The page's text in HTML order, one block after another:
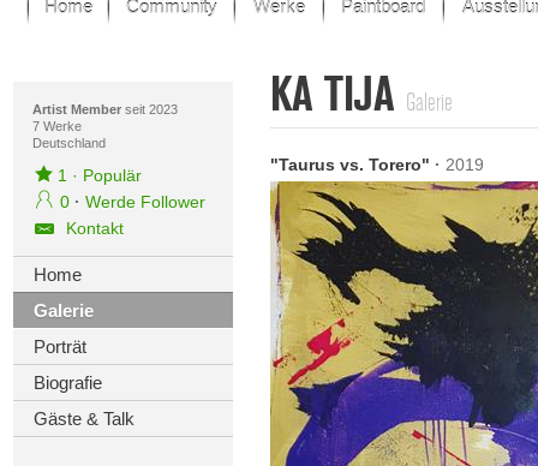
Home Community Werke
Der letzte Monat im Fokus
Alle Fokus-Werke
Fokus-Werke
Neue Werke – Auswahl
Alle neuen Werke
Paintboard
Artist Memberseit 2023
7 Werke
Deutschland
1 · Populär
0 · Werde Follower
Kontakt
Home
Galerie
Porträt
Biografie
Gäste & Talk
KA TIJA Galerie
"Taurus vs. Torero" · 2019